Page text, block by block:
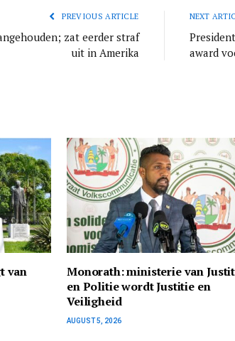
PREVIOUS ARTICLE
zat eerder straf
uit in Amerika
NEXT
award
van
Monorath: ministerie van
en Politie wordt Justitie en
Veiligheid
AUGUST 5, 2026